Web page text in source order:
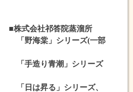
式会社祁答院蒸溜所
シリーズ(一部
潮」シリーズ
」シリーズ、